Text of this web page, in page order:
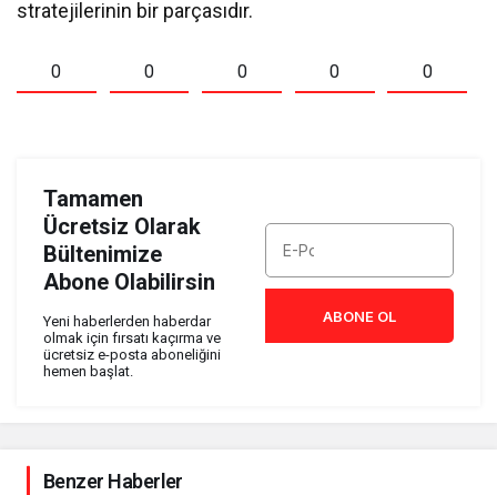
stratejilerinin bir parçasıdır.
0 0 0 0 0
Tamamen
Ücretsiz Olarak
Bültenimize
Abone Olabilirsin
Yeni haberlerden haberdar
olmak için fırsatı kaçırma ve
ücretsiz e-posta aboneliğini
hemen başlat.
ABONE OL
Benzer Haberler